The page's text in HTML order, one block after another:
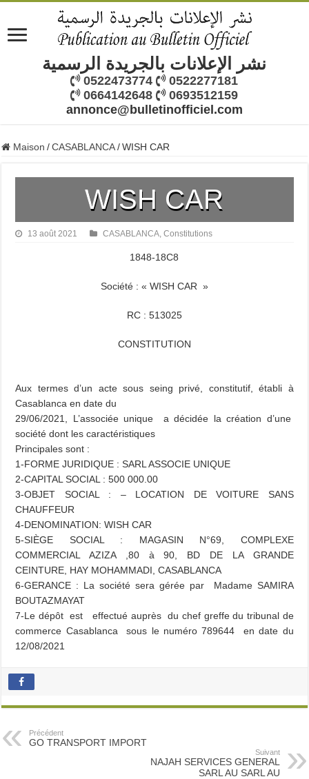
نشر الإعلانات بالجريدة الرسمية
0522473774
0522277181
0664142648
0693512159
annonce@bulletinofficiel.com
Maison / CASABLANCA / WISH CAR
WISH CAR
13 août 2021 CASABLANCA,Constitutions
1848-18C8
Société : « WISH CAR »
RC : 513025
CONSTITUTION
Aux termes d’un acte sous seing privé, constitutif, établi à
Casablanca en date du
29/06/2021, L’associée unique a décidée la création d’une
société dont les caractéristiques
Principales sont :
1-FORME JURIDIQUE : SARL ASSOCIE UNIQUE
2-CAPITAL SOCIAL : 500 000.00
3-OBJET SOCIAL : – LOCATION DE VOITURE SANS
CHAUFFEUR
4-DENOMINATION: WISH CAR
5-SIÈGE SOCIAL : MAGASIN N°69, COMPLEXE
COMMERCIAL AZIZA ,80 à 90, BD DE LA GRANDE
CEINTURE, HAY MOHAMMADI, CASABLANCA
6-GERANCE : La société sera gérée par Madame SAMIRA
BOUTAZMAYAT
7-Le dépôt est effectué auprès du chef greffe du tribunal de
commerce Casablanca sous le numéro 789644 en date du
12/08/2021
Précédent
GO TRANSPORT IMPORT
Suivant
NAJAH SERVICES GENERAL
SARL AU SARL AU